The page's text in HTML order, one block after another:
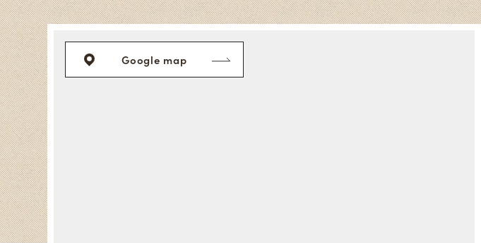
Google map